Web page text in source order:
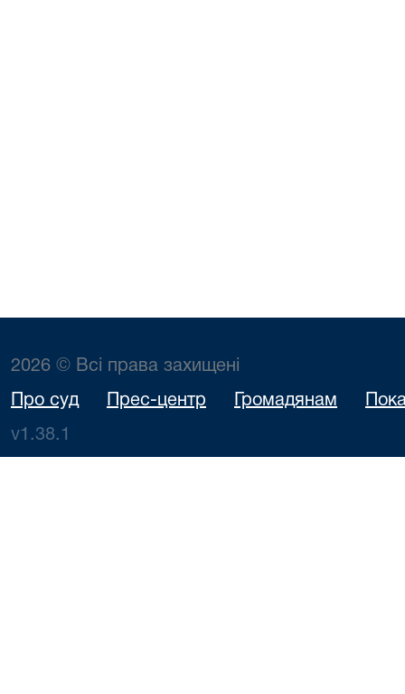
2026 © Всі права захищені
Про суд Прес-центр Громадянам
v1.38.1